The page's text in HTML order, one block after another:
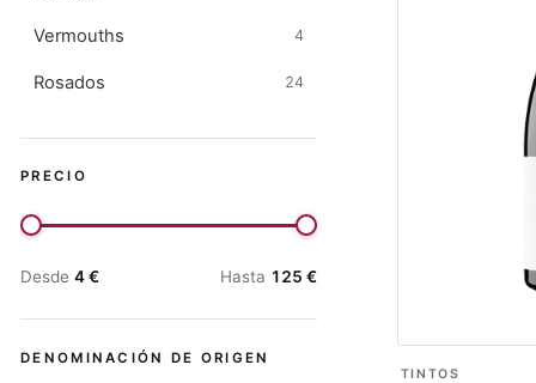
Vermouths 4
Rosados 24
PRECIO
Desde 4€ Hasta 125 €
DENOMINACIÓN DE ORIGEN
TINTOS